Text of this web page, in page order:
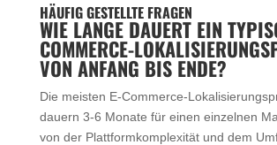
HÄUFIG GESTELLTE FRAGEN
WIE LANGE DAUERT EIN
COMMERCE-
VON ANFANG BIS ENDE?
Die meisten E-Commerce-
dauern 3-6 Monate für einen einzelnen
von der Plattformkomplexität und dem